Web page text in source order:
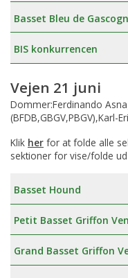
Basset Bleu de
BIS konkurrencen
Vejen 21 juni
Dommer:Ferdinando
(BFDB,GBGV,PBGV),Karl-
Klik her for at folde alle
sektioner for vise/folde
Basset Hound
Petit Basset Griffon
Grand Basset Griffon